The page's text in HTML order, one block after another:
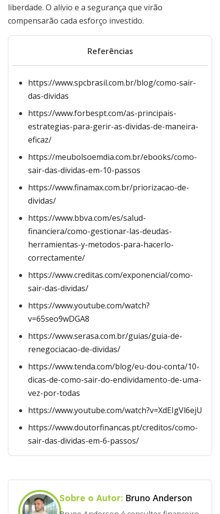
liberdade. O alívio e a segurança que virão
compensarão cada esforço investido.
Referências
https://www.spcbrasil.com.br/blog/como-sair-
das-dividas
https://www.forbespt.com/as-principais-
estrategias-para-gerir-as-dividas-de-maneira-
eficaz/
https://meubolsoemdia.com.br/ebooks/como-
sair-das-dividas-em-10-passos
https://www.finamax.com.br/priorizacao-de-
dividas/
https://www.bbva.com/es/salud-
financiera/como-gestionar-las-deudas-
herramientas-y-metodos-para-hacerlo-
correctamente/
https://www.creditas.com/exponencial/como-
sair-das-dividas/
https://www.youtube.com/watch?
v=65seo9wDGA8
https://www.serasa.com.br/guias/guia-de-
renegociacao-de-dividas/
https://www.tenda.com/blog/eu-dou-conta/10-
dicas-de-como-sair-do-endividamento-de-uma-
vez-por-todas
https://www.youtube.com/watch?v=XdEIgVl6ejU
https://www.doutorfinancas.pt/creditos/como-
sair-das-dividas-em-6-passos/
Sobre o Autor: Bruno Anderson